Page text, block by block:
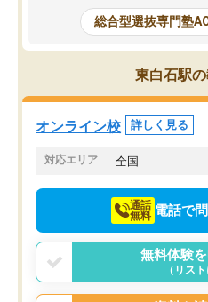
と相談すると、他の先生も紹介
ださり、客観的なアドバイス
くことができました（志望理由
PR等の添削において）。そして
より自習室が解放されている点
ったです。友達と好きな時間に
し、お互いを高めあえる環境が
総合型選抜専門塾
東白石駅
オンライン校 詳しく見る
対応エリア 全国
通話
無料 電話で
無料体験
（リス